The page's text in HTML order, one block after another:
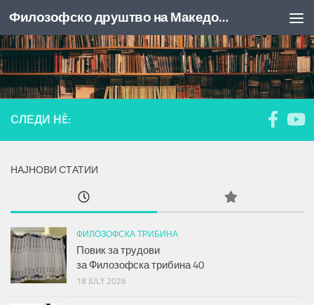
Skip to content Филозофско друштво на Македонија
СЛЕДИ НÈ:
НАЈНОВИ СТАТИИ
ФИЛОЗОФСКА ТРИБИНА
Повик за трудови
заФилозофска трибина40
18 JULY 2026